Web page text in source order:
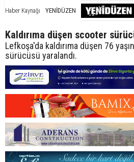
Haber Kaynağı YENİDÜZEN
Kaldırıma düşen scooter
Lefkoşa'da kaldırıma düşen 76
sürücüsü yaralandı.